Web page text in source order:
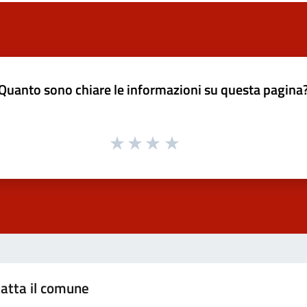
sono chiare le informazioni su questa
il comune